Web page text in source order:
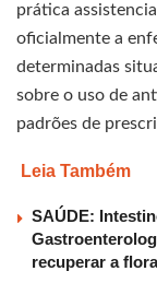
prática
oficialmente a
determinadas
sobre o uso de
padrões de
Leia Também
SAÚDE:
recuperar a